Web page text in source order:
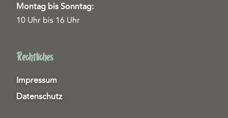
Montag bis Sonntag:
10 Uhr bis 16 Uhr
Rechtliches
Impressum
Datenschutz